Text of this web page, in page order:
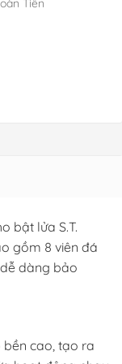
Tiền
bật lửa S.T.
gồm 8 viên đá
dàng bảo
cao, tạo ra